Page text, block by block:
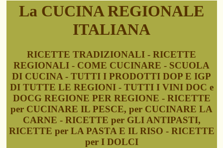
La CUCINA REGIONALE
ITALIANA
RICETTE TRADIZIONALI - RICETTE
REGIONALI - COME CUCINARE - SCUOLA
DI CUCINA - TUTTI I PRODOTTI DOP E IGP
DI TUTTE LE REGIONI - TUTTI I VINI DOC e
DOCG REGIONE PER REGIONE - RICETTE
per CUCINARE IL PESCE, per CUCINARE LA
CARNE - RICETTE per GLI ANTIPASTI,
RICETTE per LA PASTA E IL RISO - RICETTE
per I DOLCI